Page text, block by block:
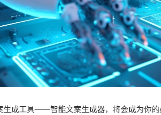
生成工具——智能文案生成器，将会成为你的